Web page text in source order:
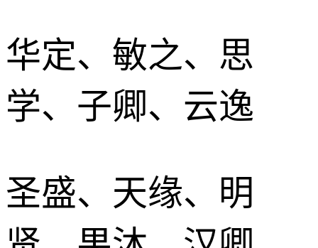
华定、敏之、思
学、子卿、云逸
圣盛、天缘、明